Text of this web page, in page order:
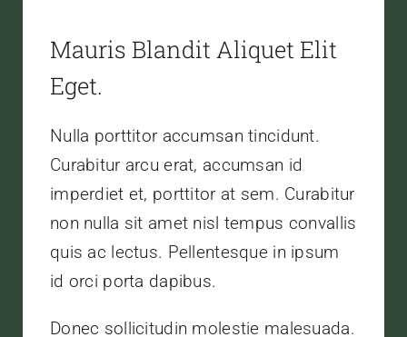
Mauris Blandit Aliquet Elit
Eget.
Nulla porttitor accumsan tincidunt.
Curabitur arcu erat, accumsan id
imperdiet et, porttitor at sem. Curabitur
non nulla sit amet nisl tempus convallis
quis ac lectus. Pellentesque in ipsum
id orci porta dapibus.
Donec sollicitudin molestie malesuada.